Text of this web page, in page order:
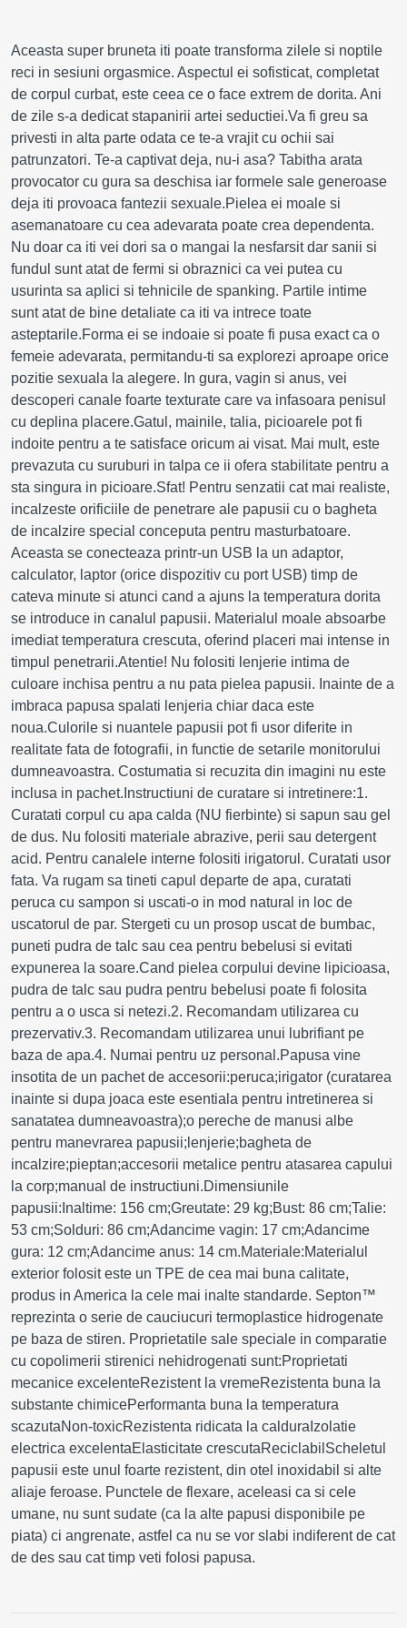
Aceasta super bruneta iti poate transforma zilele si noptile
reci in sesiuni orgasmice. Aspectul ei sofisticat, completat
de corpul curbat, este ceea ce o face extrem de dorita. Ani
de zile s-a dedicat stapanirii artei seductiei.Va fi greu sa
privesti in alta parte odata ce te-a vrajit cu ochii sai
patrunzatori. Te-a captivat deja, nu-i asa? Tabitha arata
provocator cu gura sa deschisa iar formele sale generoase
deja iti provoaca fantezii sexuale.Pielea ei moale si
asemanatoare cu cea adevarata poate crea dependenta.
Nu doar ca iti vei dori sa o mangai la nesfarsit dar sanii si
fundul sunt atat de fermi si obraznici ca vei putea cu
usurinta sa aplici si tehnicile de spanking. Partile intime
sunt atat de bine detaliate ca iti va intrece toate
asteptarile.Forma ei se indoaie si poate fi pusa exact ca o
femeie adevarata, permitandu-ti sa explorezi aproape orice
pozitie sexuala la alegere. In gura, vagin si anus, vei
descoperi canale foarte texturate care va infasoara penisul
cu deplina placere.Gatul, mainile, talia, picioarele pot fi
indoite pentru a te satisface oricum ai visat. Mai mult, este
prevazuta cu suruburi in talpa ce ii ofera stabilitate pentru a
sta singura in picioare.Sfat! Pentru senzatii cat mai realiste,
incalzeste orificiile de penetrare ale papusii cu o bagheta
de incalzire special conceputa pentru masturbatoare.
Aceasta se conecteaza printr-un USB la un adaptor,
calculator, laptor (orice dispozitiv cu port USB) timp de
cateva minute si atunci cand a ajuns la temperatura dorita
se introduce in canalul papusii. Materialul moale absoarbe
imediat temperatura crescuta, oferind placeri mai intense in
timpul penetrarii.Atentie! Nu folositi lenjerie intima de
culoare inchisa pentru a nu pata pielea papusii. Inainte de a
imbraca papusa spalati lenjeria chiar daca este
noua.Culorile si nuantele papusii pot fi usor diferite in
realitate fata de fotografii, in functie de setarile monitorului
dumneavoastra. Costumatia si recuzita din imagini nu este
inclusa in pachet.Instructiuni de curatare si intretinere:1.
Curatati corpul cu apa calda (NU fierbinte) si sapun sau gel
de dus. Nu folositi materiale abrazive, perii sau detergent
acid. Pentru canalele interne folositi irigatorul. Curatati usor
fata. Va rugam sa tineti capul departe de apa, curatati
peruca cu sampon si uscati-o in mod natural in loc de
uscatorul de par. Stergeti cu un prosop uscat de bumbac,
puneti pudra de talc sau cea pentru bebelusi si evitati
expunerea la soare.Cand pielea corpului devine lipicioasa,
pudra de talc sau pudra pentru bebelusi poate fi folosita
pentru a o usca si netezi.2. Recomandam utilizarea cu
prezervativ.3. Recomandam utilizarea unui lubrifiant pe
baza de apa.4. Numai pentru uz personal.Papusa vine
insotita de un pachet de accesorii:peruca;irigator (curatarea
inainte si dupa joaca este esentiala pentru intretinerea si
sanatatea dumneavoastra);o pereche de manusi albe
pentru manevrarea papusii;lenjerie;bagheta de
incalzire;pieptan;accesorii metalice pentru atasarea capului
la corp;manual de instructiuni.Dimensiunile
papusii:Inaltime: 156 cm;Greutate: 29 kg;Bust: 86 cm;Talie:
53 cm;Solduri: 86 cm;Adancime vagin: 17 cm;Adancime
gura: 12 cm;Adancime anus: 14 cm.Materiale:Materialul
exterior folosit este un TPE de cea mai buna calitate,
produs in America la cele mai inalte standarde. Septon™
reprezinta o serie de cauciucuri termoplastice hidrogenate
pe baza de stiren. Proprietatile sale speciale in comparatie
cu copolimerii stirenici nehidrogenati sunt:Proprietati
mecanice excelenteRezistent la vremeRezistenta buna la
substante chimicePerformanta buna la temperatura
scazutaNon-toxicRezistenta ridicata la calduraIzolatie
electrica excelentaElasticitate crescutaReciclabilScheletul
papusii este unul foarte rezistent, din otel inoxidabil si alte
aliaje feroase. Punctele de flexare, aceleasi ca si cele
umane, nu sunt sudate (ca la alte papusi disponibile pe
piata) ci angrenate, astfel ca nu se vor slabi indiferent de cat
de des sau cat timp veti folosi papusa.